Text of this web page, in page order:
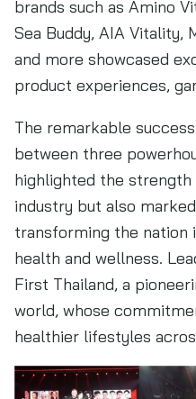
brands such as Amino
Sea Buddy, AIA Vitality,
and more showcased
product experiences,
The remarkable
between three
highlighted the strength
industry but also
transforming the nation
health and wellness.
First Thailand, a
world, whose
healthier lifestyles